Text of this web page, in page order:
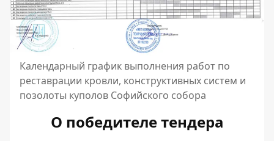
Календарный график выполнения работ по
реставрации кровли, конструктивных систем и
позолоты куполов Софийского собора
О победителе тендера